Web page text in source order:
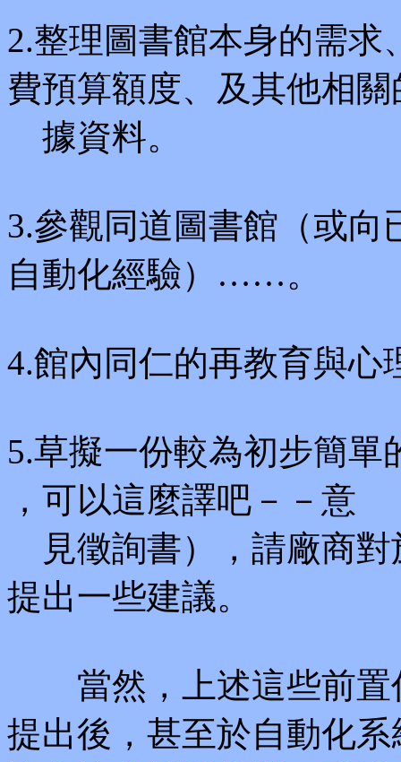
2.整理圖書館本身的需
費預算額度、及其他相關
據資料。
3.參觀同道圖書館（或
自動化經驗）……。
4.館內同仁的再教育與心
5.草擬一份較為初步簡單
，可以這麼譯吧－－意
見徵詢書），請廠商對
提出一些建議。
當然，上述這些前置
提出後，甚至於自動化